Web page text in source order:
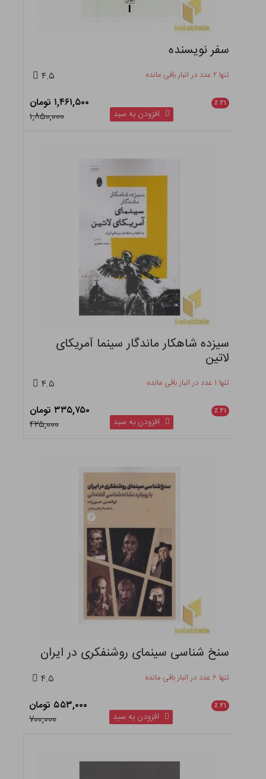
سفر نویسنده
تنها ۲ عدد در انبار باقی مانده ۴.۵
۲۱ ٪
۱,۴۶۱,۵۰۰ تومان
۱,۸۵۰,۰۰۰
افزودن به سبد
سیزده شاهکار ماندگار سینما آمریکای
لاتین
تنها ۱ عدد در انبار باقی مانده ۴.۵
۲۱ ٪
۳۳۵,۷۵۰ تومان
۴۲۵,۰۰۰
افزودن به سبد
سنخ شناسی سینمای روشنفکری در ایران
تنها ۶ عدد در انبار باقی مانده ۴.۵
۲۱ ٪
۵۵۳,۰۰۰ تومان
۷۰۰,۰۰۰
افزودن به سبد